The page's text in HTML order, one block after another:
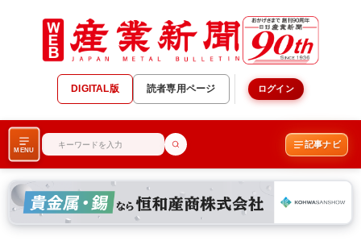
DIGITAL版 読者専用ページ ログイン
MENU
記事ナビ